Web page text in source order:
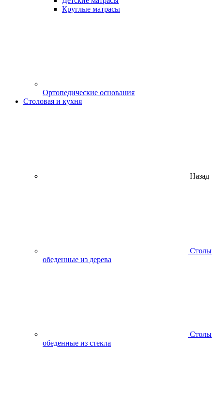
Круглые матрасы
Ортопедические основания
Столовая и кухня
Назад
Столы
обеденные из дерева
Столы
обеденные из стекла